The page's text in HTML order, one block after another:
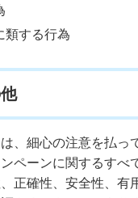
類する行為
、細心の注意を払っ
ペーンに関するすべ
正確性、安全性、有